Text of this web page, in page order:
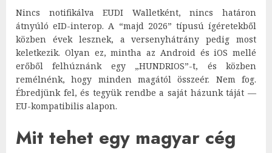
Nincs notifikálva EUDI Walletként, nincs határon
átnyúló eID-interop. A “majd 2026” típusú ígéretekből
közben évek lesznek, a versenyhátrány pedig most
keletkezik. Olyan ez, mintha az Android és iOS mellé
erőből felhúznánk egy „HUNDRIOS”-t, és közben
remélnénk, hogy minden magától összeér. Nem fog.
Ébredjünk fel, és tegyük rendbe a saját házunk táját —
EU-kompatibilis alapon.
Mit tehet egy magyar cég